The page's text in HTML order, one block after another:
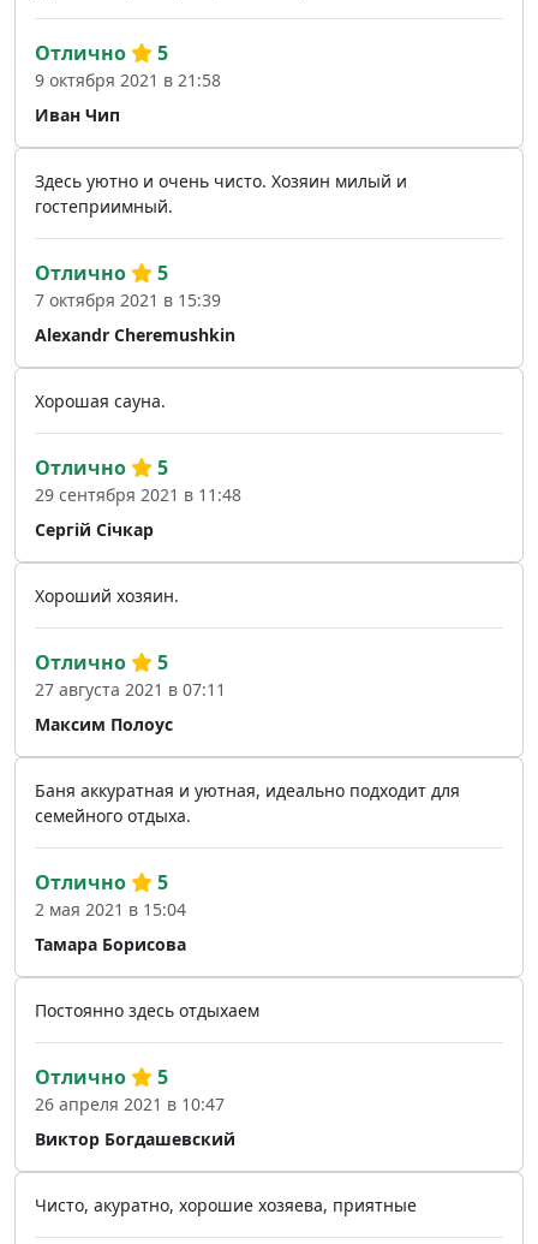
Иван Чип
Отлично 5
9 октября 2021 в 21:58
Здесь уютно и очень чисто. Хозяин милый и
гостеприимный.
Alexandr Cheremushkin
Отлично 5
7 октября 2021 в 15:39
Хорошая сауна.
Сергій Січкар
Отлично 5
29 сентября 2021 в 11:48
Хороший хозяин.
Максим Полоус
Отлично 5
27 августа 2021 в 07:11
Баня аккуратная и уютная, идеально подходит для
семейного отдыха.
Тамара Борисова
Отлично 5
2 мая 2021 в 15:04
Постоянно здесь отдыхаем
Виктор Богдашевский
Отлично 5
26 апреля 2021 в 10:47
Чисто, акуратно, хорошие хозяева, приятные